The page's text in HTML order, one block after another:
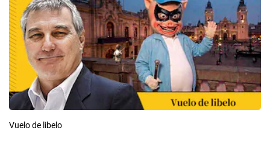
Vuelo de libelo